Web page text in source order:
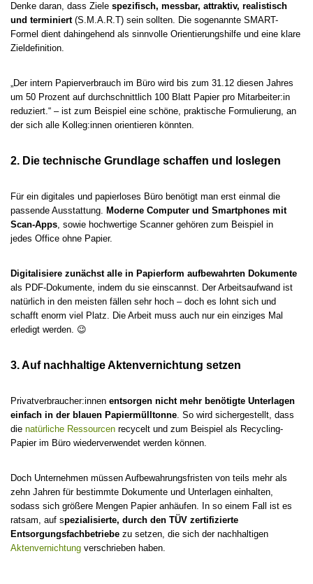
Denke daran, dass Ziele spezifisch, messbar, attraktiv, realistisch
und terminiert(S.M.A.R.T) sein sollten. Die sogenannte SMART-
Formel dient dahingehend als sinnvolle Orientierungshilfe und eine klare
Zieldefinition.
„Der intern Papierverbrauch im Büro wird bis zum 31.12 diesen Jahres
um 50 Prozent auf durchschnittlich 100 Blatt Papier pro Mitarbeiter:in
reduziert.“ – ist zum Beispiel eine schöne, praktische Formulierung, an
der sich alle Kolleg:innen orientieren könnten.
2. Die technische Grundlage schaffen und loslegen
Für ein digitales und papierloses Büro benötigt man erst einmal die
passende Ausstattung. Moderne Computer und Smartphones mit
Scan-Apps, sowie hochwertige Scanner gehören zum Beispiel in
jedes Office ohne Papier.
Digitalisiere zunächst alle in Papierform aufbewahrten Dokumente
als PDF-Dokumente, indem du sie einscannst. Der Arbeitsaufwand ist
natürlich in den meisten fällen sehr hoch – doch es lohnt sich und
schafft enorm viel Platz. Die Arbeit muss auch nur ein einziges Mal
erledigt werden. 😉
3. Auf nachhaltige Aktenvernichtung setzen
Privatverbraucher:innen entsorgen nicht mehr benötigte Unterlagen
einfach in der blauen Papiermülltonne. So wird sichergestellt, dass
die natürliche Ressourcen recycelt und zum Beispiel als Recycling-
Papier im Büro wiederverwendet werden können.
Doch Unternehmen müssen Aufbewahrungsfristen von teils mehr als
zehn Jahren für bestimmte Dokumente und Unterlagen einhalten,
sodass sich größere Mengen Papier anhäufen. In so einem Fall ist es
ratsam, auf spezialisierte, durch den TÜV zertifizierte
Entsorgungsfachbetriebe zu setzen, die sich der nachhaltigen
Aktenvernichtung verschrieben haben.